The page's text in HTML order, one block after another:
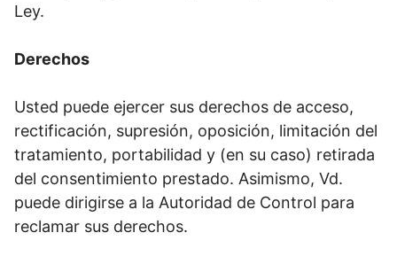
Ley.
Derechos
Usted puede ejercer sus derechos de acceso,
rectificación, supresión, oposición, limitación del
tratamiento, portabilidad y (en su caso) retirada
del consentimiento prestado. Asimismo, Vd.
puede dirigirse a la Autoridad de Control para
reclamar sus derechos.